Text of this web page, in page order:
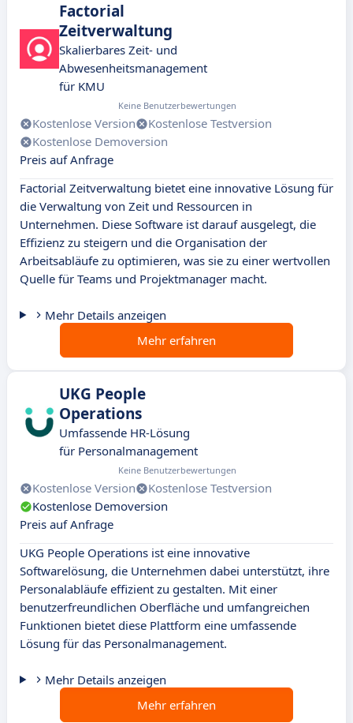
Factorial
Zeitverwaltung
Skalierbares Zeit- und
Abwesenheitsmanagement
für KMU
Keine Benutzerbewertungen
Kostenlose Version
Kostenlose Testversion
Kostenlose Demoversion
Preis auf Anfrage
Factorial Zeitverwaltung bietet eine innovative Lösung für
die Verwaltung von Zeit und Ressourcen in
Unternehmen. Diese Software ist darauf ausgelegt, die
Effizienz zu steigern und die Organisation der
Arbeitsabläufe zu optimieren, was sie zu einer wertvollen
Quelle für Teams und Projektmanager macht.
Mehr Details anzeigen
Mehr erfahren
UKG People
Operations
Umfassende HR-Lösung
für Personalmanagement
Keine Benutzerbewertungen
Kostenlose Version
Kostenlose Testversion
Kostenlose Demoversion
Preis auf Anfrage
UKG People Operations ist eine innovative
Softwarelösung, die Unternehmen dabei unterstützt, ihre
Personalabläufe effizient zu gestalten. Mit einer
benutzerfreundlichen Oberfläche und umfangreichen
Funktionen bietet diese Plattform eine umfassende
Lösung für das Personalmanagement.
Mehr Details anzeigen
Mehr erfahren